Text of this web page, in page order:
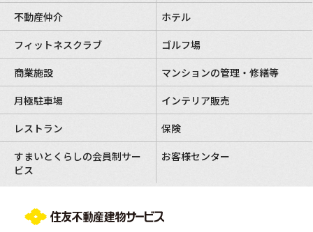
不動産仲介
ホテル
フィットネスクラブ
ゴルフ場
商業施設
マンションの管理・修繕等
月極駐車場
インテリア販売
レストラン
保険
すまいとくらしの会員制サー
ビス
お客様センター